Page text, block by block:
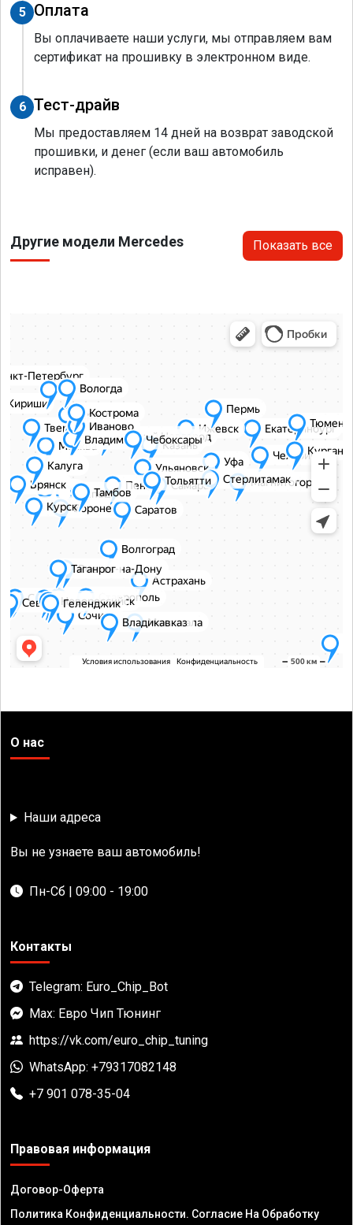
5 Оплата
Вы оплачиваете наши услуги, мы отправляем вам
сертификат на прошивку в электронном виде.
6 Тест-драйв
Мы предоставляем 14 дней на возврат заводской
прошивки, и денег (если ваш автомобиль
исправен).
Другие модели Mercedes Показать все
О нас
Наши адреса
Вы не узнаете ваш автомобиль!
Пн-Сб | 09:00 - 19:00
Контакты
Telegram: Euro_Chip_Bot
Max: Евро Чип Тюнинг
https://vk.com/euro_chip_tuning
WhatsApp: +79317082148
+7 901 078-35-04
Правовая информация
Договор-Оферта
Политика Конфиденциальности. Согласие На Обработку